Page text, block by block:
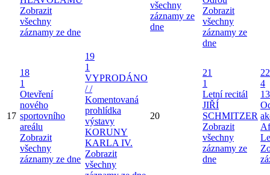
Zobrazit
všechny
záznamy ze dne
všechny
záznamy ze
dne
Zobrazit
všechny
záznamy ze
dne
17
18
1
Otevření
nového
sportovního
areálu
Zobrazit
všechny
záznamy ze dne
19
1
VYPRODÁNO
/ /
Komentovaná
prohlídka
výstavy
KORUNY
KARLA IV.
Zobrazit
všechny
20
21
1
Letní recitál
JIŘÍ
SCHMITZER
Zobrazit
všechny
záznamy ze
dne
22
4